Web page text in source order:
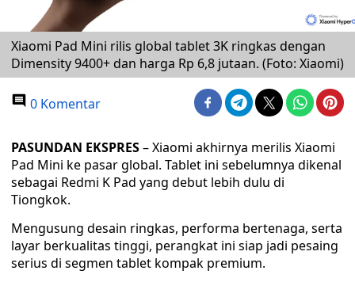
Xiaomi Pad Mini rilis global tablet 3K ringkas dengan
Dimensity 9400+ dan harga Rp 6,8 jutaan. (Foto: Xiaomi)
0 Komentar
PASUNDAN EKSPRES– Xiaomi akhirnya merilis Xiaomi
Pad Mini ke pasar global. Tablet ini sebelumnya dikenal
sebagai Redmi K Pad yang debut lebih dulu di
Tiongkok.
Mengusung desain ringkas, performa bertenaga, serta
layar berkualitas tinggi, perangkat ini siap jadi pesaing
serius di segmen tablet kompak premium.